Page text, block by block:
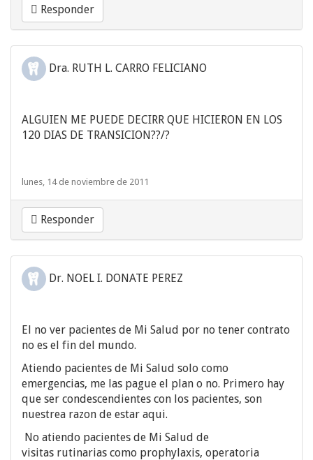
Responder
Dra. RUTH L. CARRO FELICIANO
ALGUIEN ME PUEDE DECIRR QUE HICIERON EN LOS
120 DIAS DE TRANSICION??/?
lunes, 14 de noviembre de 2011
Responder
Dr. NOEL I. DONATE PEREZ
El no ver pacientes de Mi Salud por no tener contrato
no es el fin del mundo.
Atiendo pacientes de Mi Salud solo como
emergencias, me las pague el plan o no. Primero hay
que ser condescendientes con los pacientes, son
nuestrea razon de estar aqui.
No atiendo pacientes de Mi Salud de
visitas rutinarias como prophylaxis, operatoria